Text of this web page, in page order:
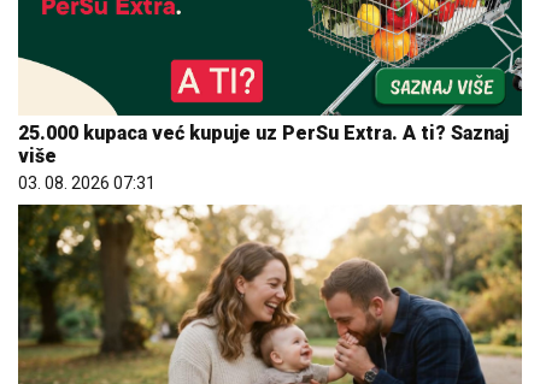
25.000 kupaca već kupuje uz PerSu Extra. A ti? Saznaj
više
03. 08. 2026 07:31